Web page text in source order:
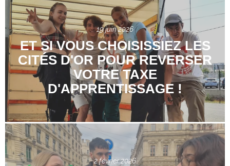
19 juin 2026
ET SI VOUS CHOISISSIEZ LES
CITÉS D'OR POUR REVERSER
VOTRE TAXE
D'APPRENTISSAGE !
2 février 2026